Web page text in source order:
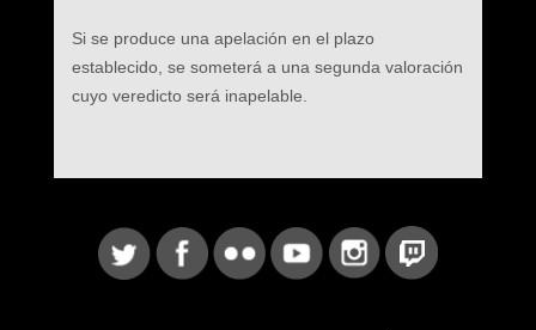
Si se produce una apelación en el plazo
establecido, se someterá a una segunda valoración
cuyo veredicto será inapelable.